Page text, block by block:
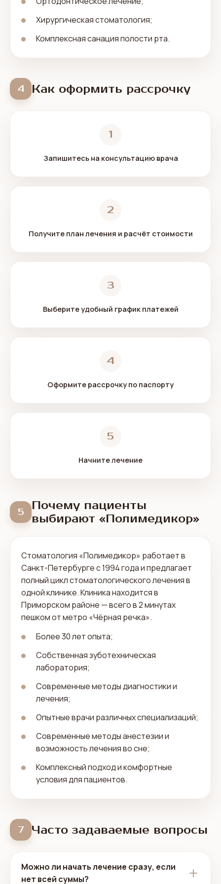
Хирургическая стоматология;
Комплексная санация полости рта.
4 Как оформить рассрочку
1
Запишитесь на консультацию врача
2
Получите план лечения и расчёт стоимости
3
Выберите удобный график платежей
4
Оформите рассрочку по паспорту
5
Начните лечение
5
Почему пациенты
выбирают «Полимедикор»
Стоматология «Полимедикор» работает в
Санкт-Петербурге с 1994 года и предлагает
полный цикл стоматологического лечения в
одной клинике. Клиника находится в
Приморском районе — всего в 2 минутах
пешком от метро «Чёрная речка».
Более 30 лет опыта;
Собственная зуботехническая
лаборатория;
Современные методы диагностики и
лечения;
Опытные врачи различных специализаций;
Современные методы анестезии и
возможность лечения во сне;
Комплексный подход и комфортные
условия для пациентов.
7 Часто задаваемые вопросы
Можно ли начать лечение сразу, если
нет всей суммы?